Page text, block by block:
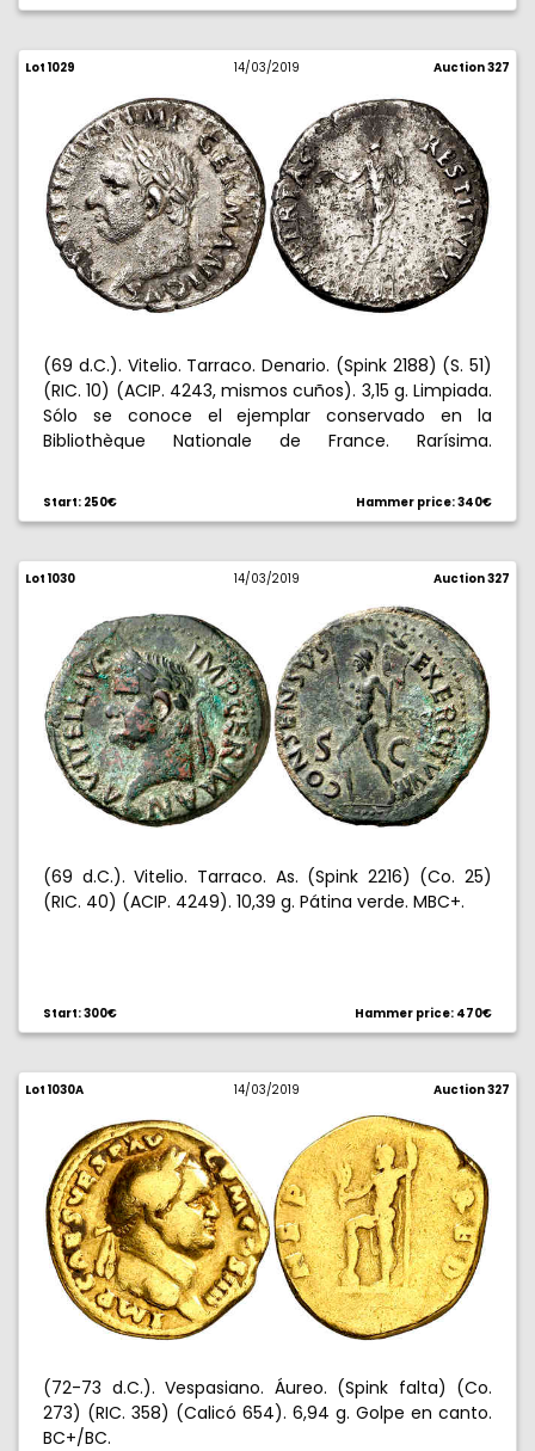
Lot 1029 14/03/2019 Auction 327
(69 d.C.). Vitelio. Tarraco. Denario. (Spink 2188) (S. 51)
(RIC. 10) (ACIP. 4243, mismos cuños). 3,15 g. Limpiada.
Sólo se conoce el ejemplar conservado en la
Bibliothèque Nationale de France. Rarísima.
Start: 250€ Hammer price: 340€
Lot 1030 14/03/2019 Auction 327
(69 d.C.). Vitelio. Tarraco. As. (Spink 2216) (Co. 25)
(RIC. 40) (ACIP. 4249). 10,39 g. Pátina verde. MBC+.
Start: 300€ Hammer price: 470€
Lot 1030A 14/03/2019 Auction 327
(72-73 d.C.). Vespasiano. Áureo. (Spink falta) (Co.
273) (RIC. 358) (Calicó 654). 6,94 g. Golpe en canto.
BC+/BC.